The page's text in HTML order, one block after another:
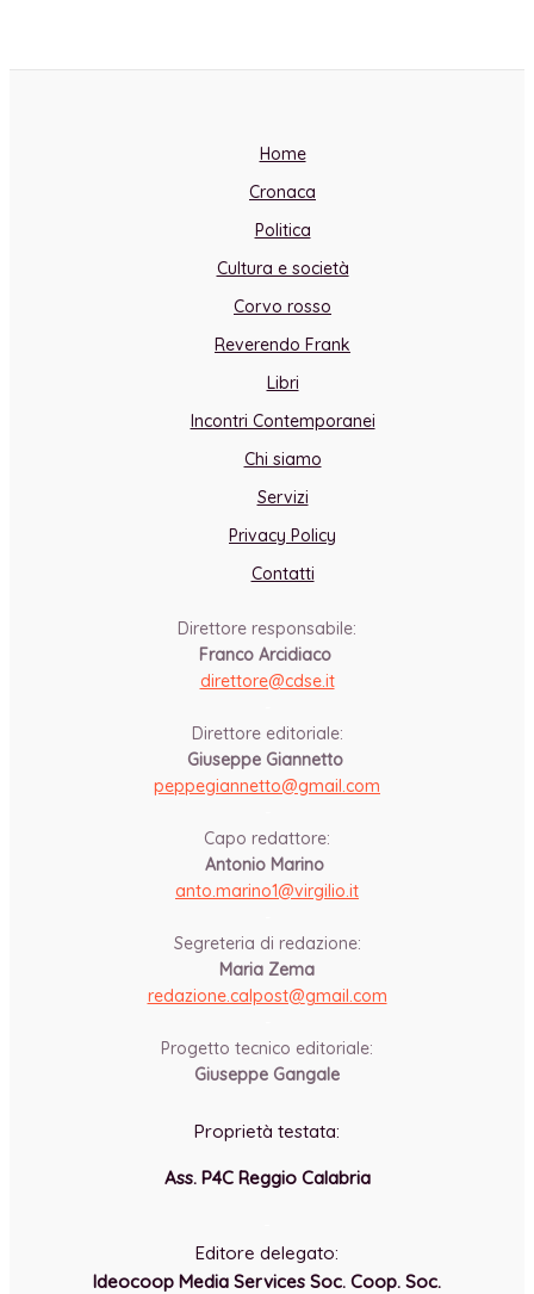
Home
Cronaca
Politica
Cultura e società
Corvo rosso
Reverendo Frank
Libri
Incontri Contemporanei
Chi siamo
Servizi
Privacy Policy
Contatti
Direttore responsabile:
Franco Arcidiaco
direttore@cdse.it
Direttore editoriale:
Giuseppe Giannetto
peppegiannetto@gmail.com
Capo redattore:
Antonio Marino
anto.marino1@virgilio.it
Segreteria di redazione:
Maria Zema
redazione.calpost@gmail.com
Progetto tecnico editoriale:
Giuseppe Gangale
Proprietà testata:
Ass. P4C Reggio Calabria
Editore delegato:
Ideocoop Media Services Soc. Coop. Soc.